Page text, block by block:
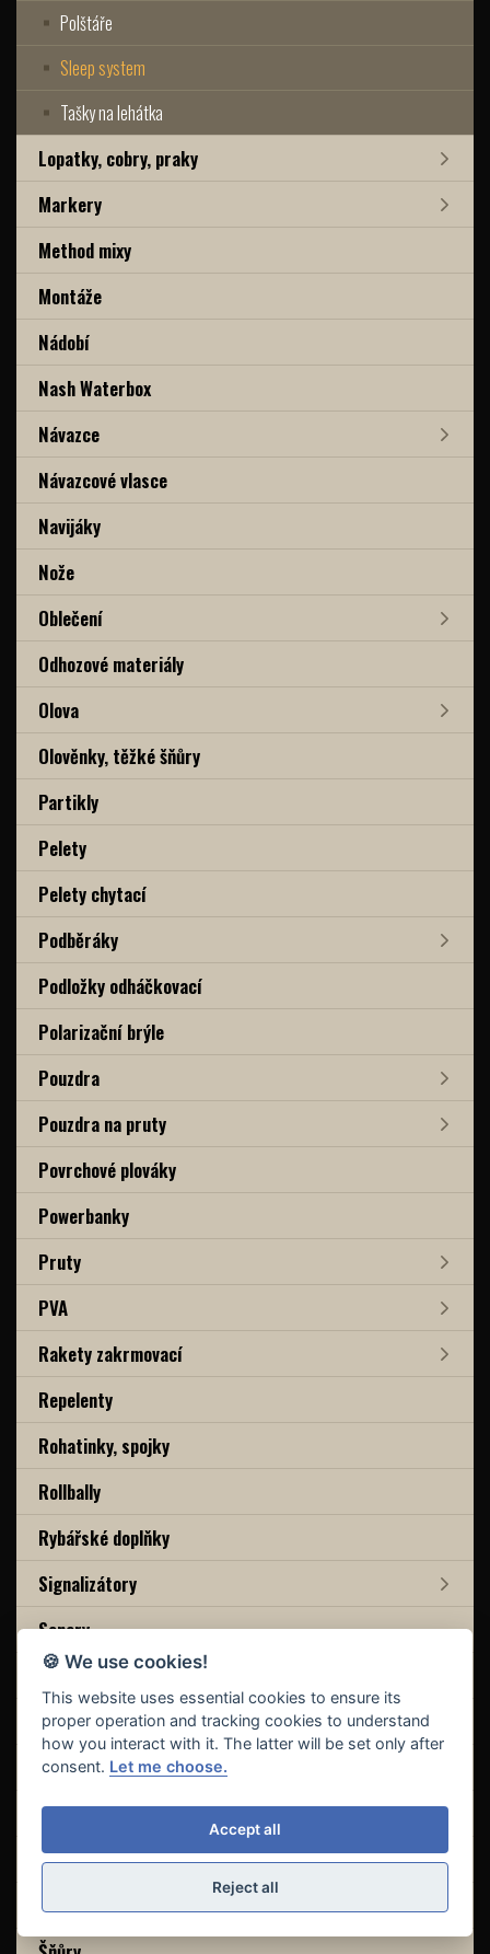
Polštáře
Sleep system
Tašky na lehátka
Lopatky, cobry, praky
Markery
Method mixy
Montáže
Nádobí
Nash Waterbox
Návazce
Návazcové vlasce
Navijáky
Nože
Oblečení
Odhozové materiály
Olova
Olověnky, těžké šňůry
Partikly
Pelety
Pelety chytací
Podběráky
Podložky odháčkovací
Polarizační brýle
Pouzdra
Pouzdra na pruty
Povrchové plováky
Powerbanky
Pruty
PVA
Rakety zakrmovací
Repelenty
Rohatinky, spojky
Rollbally
Rybářské doplňky
Signalizátory
Sonary
Spacáky
Stojany
Stolky
Swingery
Šňůrky
Šňůrky potahované
🍪 We use cookies!
This website uses essential cookies to ensure its
proper operation and tracking cookies to understand
how you interact with it. The latter will be set only after
consent. Let me choose.
Accept all
Reject all